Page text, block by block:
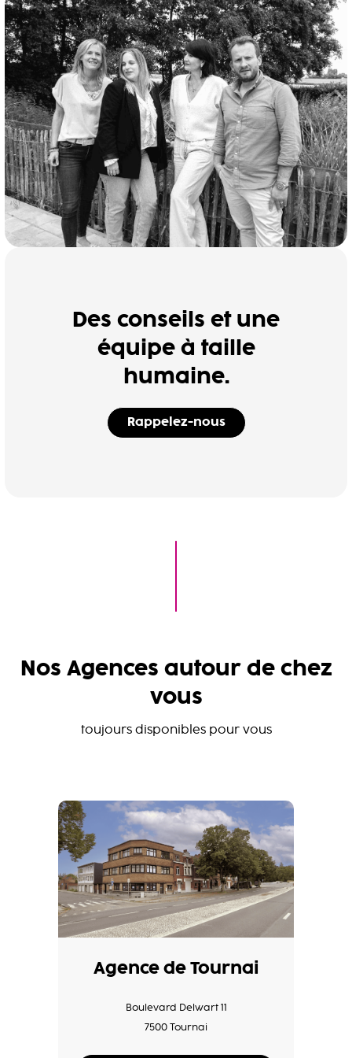
Des conseils et une
équipe à taille
humaine.
Rappelez-nous
Nos Agences autour de chez
vous
toujours disponibles pour vous
Agence de Tournai
Boulevard Delwart 11
7500 Tournai